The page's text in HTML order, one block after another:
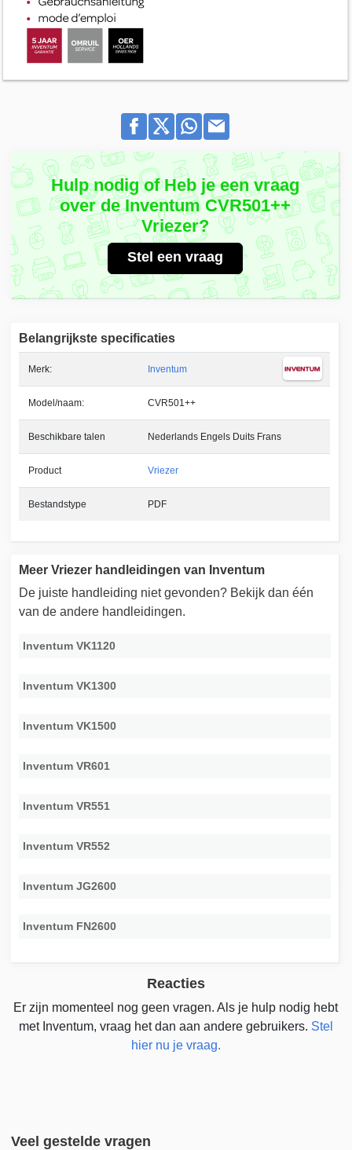
Hulp nodig of Heb je een vraag
over de Inventum CVR501++
Vriezer?
Stel een vraag
Belangrijkste specificaties
Merk: Inventum
Model/naam: CVR501++
Beschikbare talen Nederlands Engels Duits Frans
Product Vriezer
Bestandstype PDF
Meer Vriezer handleidingen van Inventum
De juiste handleiding niet gevonden? Bekijk dan één
van de andere handleidingen.
Inventum VK1120
Inventum VK1300
Inventum VK1500
Inventum VR601
Inventum VR551
Inventum VR552
Inventum JG2600
Inventum FN2600
Reacties
Er zijn momenteel nog geen vragen. Als je hulp nodig hebt
met Inventum, vraag het dan aan andere gebruikers. Stel
hier nu je vraag.
Veel gestelde vragen